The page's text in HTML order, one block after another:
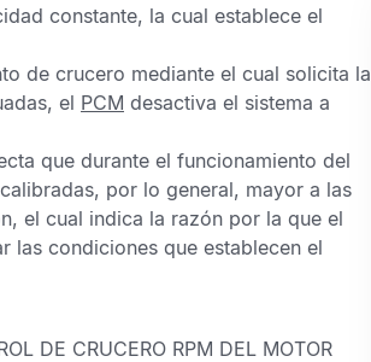
constante, la cual establece el
de crucero mediante el cual solicita la
el PCM desactiva el sistema a
que durante el funcionamiento del
por lo general, mayor a las
el cual indica la razón por la que el
las condiciones que establecen el
DE CRUCERO RPM DEL MOTOR